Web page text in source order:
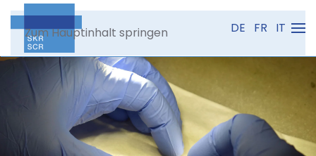
Zum Hauptinhalt springen DE FR IT